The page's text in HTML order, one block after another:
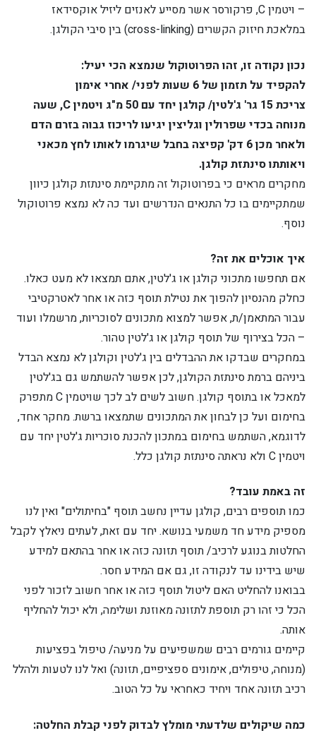
– ויטמין C, פרקורסר אשר מסייע לאנזים ליזיל אוקסידאז
במלאכת חיזוק הקשרים (cross-linking) בין סיבי הקולגן.
נכון נקודה זו, זהו הפרוטוקול שנמצא הכי יעיל:
להקפיד על תזמון של 6 שעות לפני/ אחרי אימון
צריכת 15 גר' ג'לטין/ קולגן יחד עם 50 מ"ג ויטמין C, שעה
מנוחה בכדי שפרולין וגליצין יגיעו לריכוז גבוה בזרם הדם
ולאחר מכן 6 דק' קפיצה בחבל שיגרמו לאותו לחץ מכאני
ויאותתו סינתזת קולגן.
מחקרים מראים כי בפרוטוקול זה מתקיימת סינתזת קולגן כיוון
שמתקיימים בו כל התנאים הנדרשים ועד כה לא נמצא פרוטוקול
נוסף.
איך אוכלים את זה?
אם תחפשו מתכוני קולגן או ג'לטין, אתם תמצאו לא מעט כאלו.
כחלק מהנסיון להפוך את נטילת תוסף כזה או אחר לאטרקטיבי
עבור המתאמן/ת, אפשר למצוא מתכונים לסוכריות, מרשמלו ועוד
– הכל בצירוף של תוסף קולגן או ג'לטין טהור.
במחקרים שבדקו את ההבדלים בין ג'לטין וקולגן לא נמצא הבדל
ביניהם ברמת סינתזת הקולגן, לכן אפשר להשתמש גם בג'לטין
למאכל או בתוסף קולגן. חשוב לשים לב לכך שויטמין C מתפרק
בחימום ועל כן לבחון את המתכונים שתמצאו ברשת. מחקר אחד,
לדוגמא, השתמש בחימום במתכון להכנת סוכריות ג'לטין יחד עם
ויטמין C ולא נראתה סינתזת קולגן כלל.
זה באמת עובד?
כמו תוספים רבים, קולגן עדיין נחשב תוסף "בחיתולים" ואין לנו
מספיק מידע חד משמעי בנושא. יחד עם זאת, לעתים ניאלץ לקבל
החלטות בנוגע לרכיב/ תוסף תזונה כזה או אחר בהתאם למידע
שיש בידינו עד לנקודה זו, גם אם המידע חסר.
בבואנו להחליט האם ליטול תוסף כזה או אחר חשוב לזכור לפני
הכל כי זהו רק תוספת לתזונה מאוזנת ושלימה, ולא יכול להחליף
אותה.
קיימים גורמים רבים שמשפיעים על מניעה/ טיפול בפציעות
(מנוחה, טיפולים, אימונים ספציפיים, תזונה) ואל לנו לטעות ולהלל
רכיב תזונה אחד ויחיד כאחראי על כל הטוב.
כמה שיקולים שלדעתי מומלץ לבדוק לפני קבלת החלטה: